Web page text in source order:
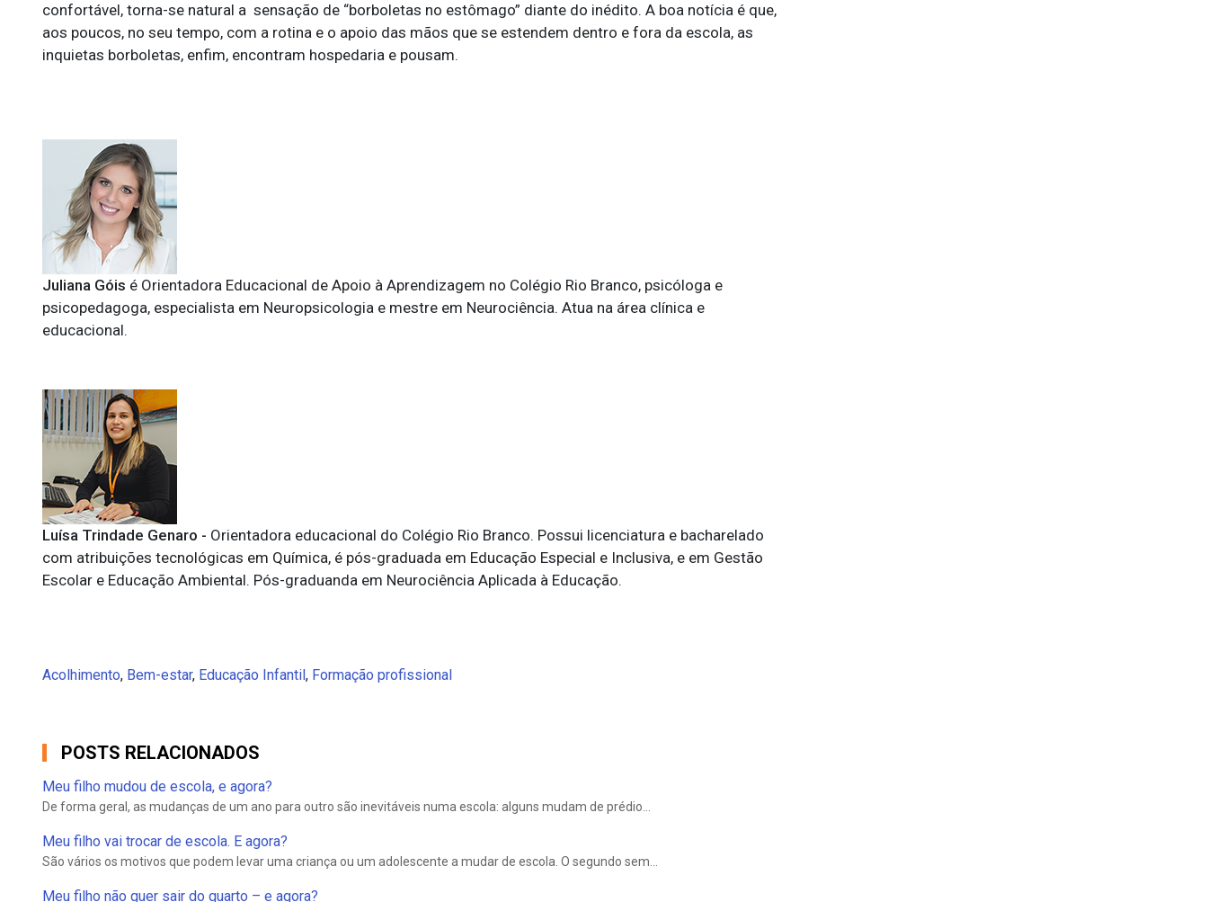
confortável, torna-se natural a sensação de “borboletas no estômago” diante do inédito. A boa notícia é que,
aos poucos, no seu tempo, com a rotina e o apoio das mãos que se estendem dentro e fora da escola, as
inquietas borboletas, enfim, encontram hospedaria e pousam.
Juliana Góis é Orientadora Educacional de Apoio à Aprendizagem no Colégio Rio Branco, psicóloga e
psicopedagoga, especialista em Neuropsicologia e mestre em Neurociência. Atua na área clínica e
educacional.
Luísa Trindade Genaro - Orientadora educacional do Colégio Rio Branco. Possui licenciatura e bacharelado
com atribuições tecnológicas em Química, é pós-graduada em Educação Especial e Inclusiva, e em Gestão
Escolar e Educação Ambiental. Pós-graduanda em Neurociência Aplicada à Educação.
Acolhimento, Bem-estar, Educação Infantil, Formação profissional
POSTS RELACIONADOS
Meu filho mudou de escola, e agora?
De forma geral, as mudanças de um ano para outro são inevitáveis numa escola: alguns mudam de prédio...
Meu filho vai trocar de escola. E agora?
São vários os motivos que podem levar uma criança ou um adolescente a mudar de escola. O segundo sem...
Meu filho não quer sair do quarto – e agora?